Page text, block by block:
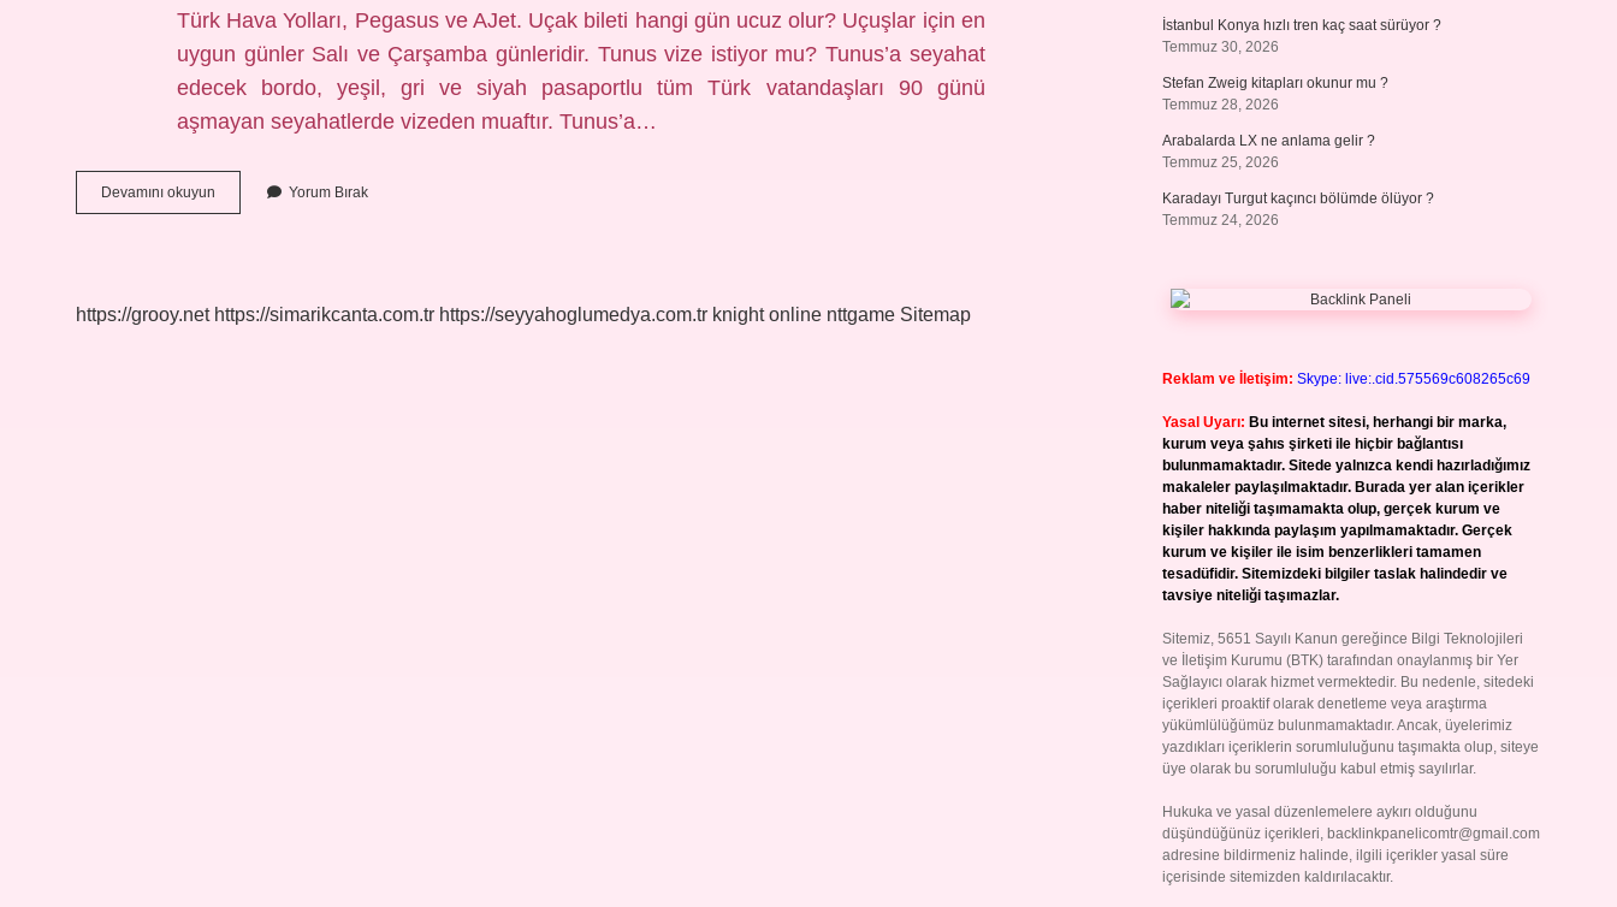
Türk Hava Yolları, Pegasus ve AJet. Uçak bileti hangi gün ucuz olur? Uçuşlar için en
uygun günler Salı ve Çarşamba günleridir. Tunus vize istiyor mu? Tunus’a seyahat
edecek bordo, yeşil, gri ve siyah pasaportlu tüm Türk vatandaşları 90 günü
aşmayan seyahatlerde vizeden muaftır. Tunus’a…
Devamını okuyun
Uçak
Yorum Bırak
https://grooy.net https://simarikcanta.com.tr https://seyyahoglumedya.com.tr knight online nttgame Sitemap
İstanbul Konya hızlı tren kaç saat sürüyor ?
Temmuz 30, 2026
Stefan Zweig kitapları okunur mu ?
Temmuz 28, 2026
Arabalarda LX ne anlama gelir ?
Temmuz 25, 2026
Karadayı Turgut kaçıncı bölümde ölüyor ?
Temmuz 24, 2026
Reklam ve İletişim: Skype: live:.cid.575569c608265c69
Yasal Uyarı: Bu internet sitesi, herhangi bir marka,
kurum veya şahıs şirketi ile hiçbir bağlantısı
bulunmamaktadır. Sitede yalnızca kendi hazırladığımız
makaleler paylaşılmaktadır. Burada yer alan içerikler
haber niteliği taşımamakta olup, gerçek kurum ve
kişiler hakkında paylaşım yapılmamaktadır. Gerçek
kurum ve kişiler ile isim benzerlikleri tamamen
tesadüfidir. Sitemizdeki bilgiler taslak halindedir ve
tavsiye niteliği taşımazlar.
Sitemiz, 5651 Sayılı Kanun gereğince Bilgi Teknolojileri
ve İletişim Kurumu (BTK) tarafından onaylanmış bir Yer
Sağlayıcı olarak hizmet vermektedir. Bu nedenle, sitedeki
içerikleri proaktif olarak denetleme veya araştırma
yükümlülüğümüz bulunmamaktadır. Ancak, üyelerimiz
yazdıkları içeriklerin sorumluluğunu taşımakta olup, siteye
üye olarak bu sorumluluğu kabul etmiş sayılırlar.
Hukuka ve yasal düzenlemelere aykırı olduğunu
düşündüğünüz içerikleri, backlinkpanelicomtr@gmail.com
adresine bildirmeniz halinde, ilgili içerikler yasal süre
içerisinde sitemizden kaldırılacaktır.